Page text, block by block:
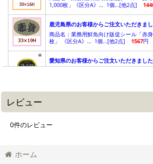
レビュー
0件のレビュー
ホーム